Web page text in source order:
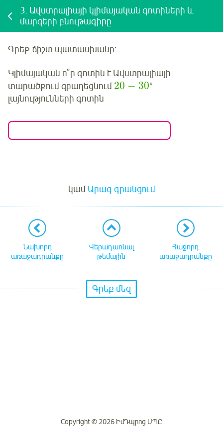
3. Ավստրալիայի կլիմայական գոտիների և
մարզերի բնութագիրը
Գրեք ճիշտ պատասխանը:
Կլիմայական ո՞ր գոտին է Ավստրալիայի
տարածքում զբաղեցնում20 − 30°
լայնությունների գոտին
կամԱրագ գրանցում
Նախորդ
առաջադրանքը
Վերադառնալ
թեմային
Հաջորդ
առաջադրանքը
Գրեք մեզ
Copyright © 2026 ԻմԴպրոց ՍՊԸ